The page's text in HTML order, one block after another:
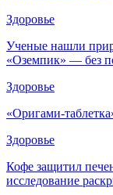
Здоровье
Ученые нашли
«Оземпик» — без
Здоровье
«Оригами-
Здоровье
Кофе защитил
исследование